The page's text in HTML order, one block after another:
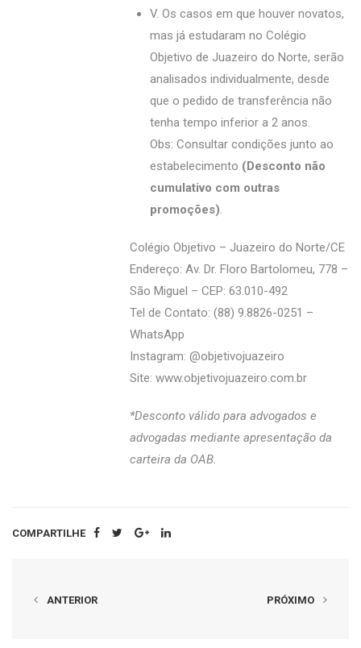
V. Os casos em que houver novatos,
mas já estudaram no Colégio
Objetivo de Juazeiro do Norte, serão
analisados individualmente, desde
que o pedido de transferência não
tenha tempo inferior a 2 anos.
Obs: Consultar condições junto ao
estabelecimento (Desconto não
cumulativo com outras
promoções).
Colégio Objetivo – Juazeiro do Norte/CE
Endereço: Av. Dr. Floro Bartolomeu, 778 –
São Miguel – CEP: 63.010-492
Tel de Contato: (88) 9.8826-0251 –
WhatsApp
Instagram: @‌objetivojuazeiro
Site:www.objetivojuazeiro.com.br
*Desconto válido para advogados e
advogadas mediante apresentação da
carteira da OAB.
COMPARTILHE
ANTERIOR PRÓXIMO